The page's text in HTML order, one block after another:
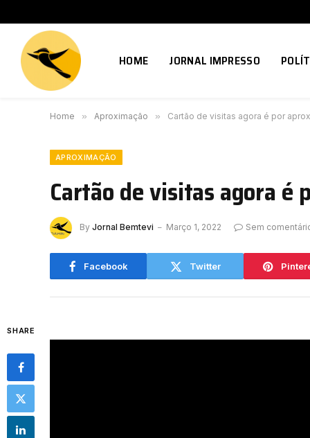
HOME JORNAL IMPRESSO
Home » Aproximação » Cartão de visitas agora é por
APROXIMAÇÃO
Cartão de visitas agora é
By Jornal Bemtevi Março 1, 2022 Sem
Facebook Twitter
SHARE